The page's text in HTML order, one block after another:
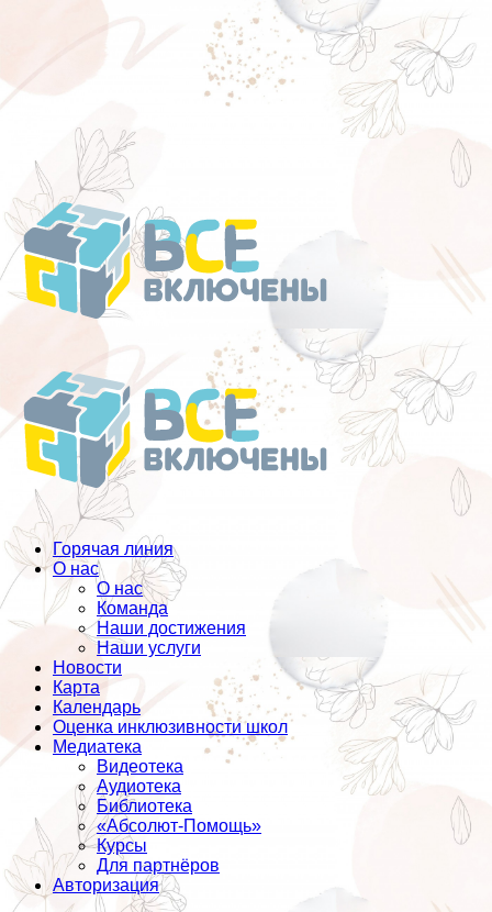
Перейти
к
содержанию
Горячая линия
О нас
О нас
Команда
Наши достижения
Наши услуги
Новости
Карта
Календарь
Оценка инклюзивности школ
Медиатека
Видеотека
Аудиотека
Библиотека
«Абсолют-Помощь»
Курсы
Для партнёров
Авторизация